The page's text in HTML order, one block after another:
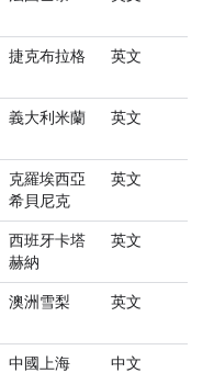
捷克布拉格 英文
義大利米蘭 英文
克羅埃西亞
希貝尼克
英文
西班牙卡塔
赫納
英文
澳洲雪梨 英文
中國上海 中文